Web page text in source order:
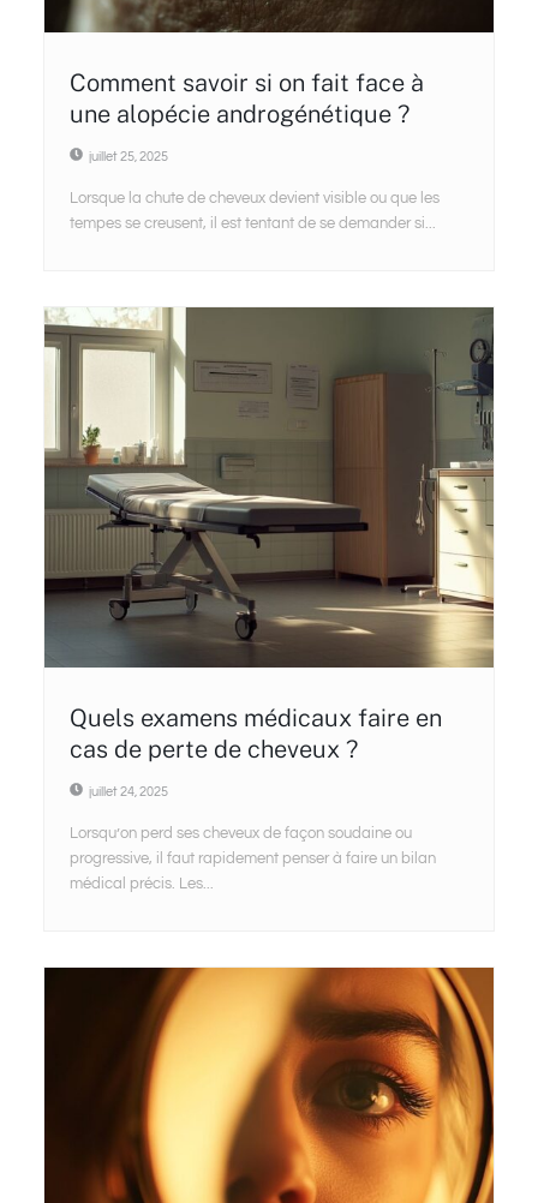
Comment savoir si on fait face à
une alopécie androgénétique ?
juillet 25, 2025
Lorsque la chute de cheveux devient visible ou que les
tempes se creusent, il est tentant de se demander si...
Quels examens médicaux faire en
cas de perte de cheveux ?
juillet 24, 2025
Lorsqu’on perd ses cheveux de façon soudaine ou
progressive, il faut rapidement penser à faire un bilan
médical précis. Les...